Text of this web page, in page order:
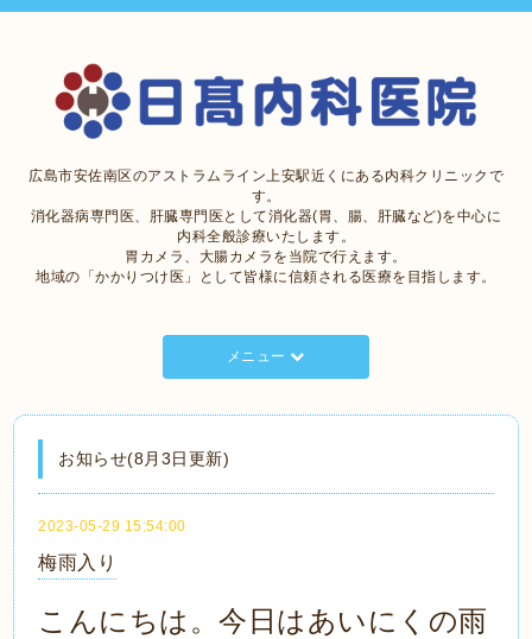
広島市安佐南区のアストラムライン上安駅近くにある内科クリニックで
す。
消化器病専門医、肝臓専門医として消化器(胃、腸、肝臓など)を中心に
内科全般診療いたします。
胃カメラ、大腸カメラを当院で行えます。
地域の「かかりつけ医」として皆様に信頼される医療を目指します。
メニュー
お知らせ(8月3日更新)
2023-05-29 15:54:00
梅雨入り
こんにちは。今日はあいにくの雨